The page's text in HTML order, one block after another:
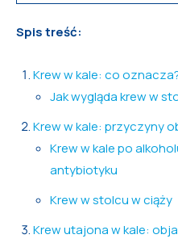
Spis treść:
Krew w kale: co
Jak wygląda krew w
Krew w kale: przyczyny
Krew w kale po
antybiotyku
Krew w stolcu w ciąży
Krew utajona w kale: